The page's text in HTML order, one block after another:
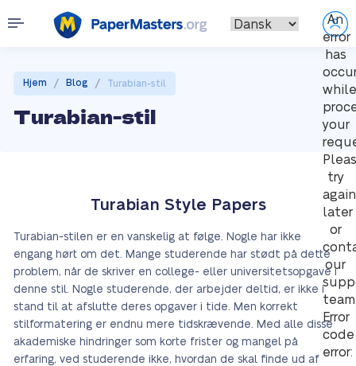
An
error
has
while
your
try
again
later
or
our
Error
code
error:
Hjem / Blog / Turabian-stil
Turabian-stil
Turabian Style Papers
Turabian-stilen er en vanskelig at følge. Nogle har ikke
engang hørt om det. Mange studerende har stødt på dette
problem, når de skriver en college- eller universitetsopgave i
denne stil. Nogle studerende, der arbejder deltid, er ikke i
stand til at afslutte deres opgaver i tide. Men korrekt
stilformatering er endnu mere tidskrævende. Med alle disse
akademiske hindringer som korte frister og mangel på
erfaring, ved studerende ikke, hvordan de skal finde ud af